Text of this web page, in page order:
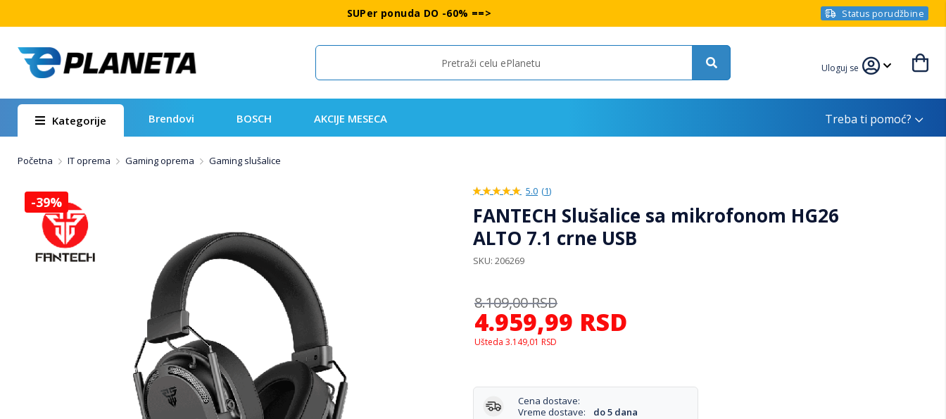
SUPer ponuda DO -60% ==> Status porudžbine
Search Uloguj se
Kategorije Brendovi BOSCH AKCIJE MESECA Treba ti pomoć?
Početna IT oprema Gaming oprema Gaming slušalice
5.0 (1)
FANTECH Slušalice sa mikrofonom HG26
ALTO 7.1 crne USB
SKU 206269
4.959,99 RSD
8.109,00RSD
Ušteda 3.149,01 RSD
Cena dostave:
Vreme dostave:
do 5 dana
-39%